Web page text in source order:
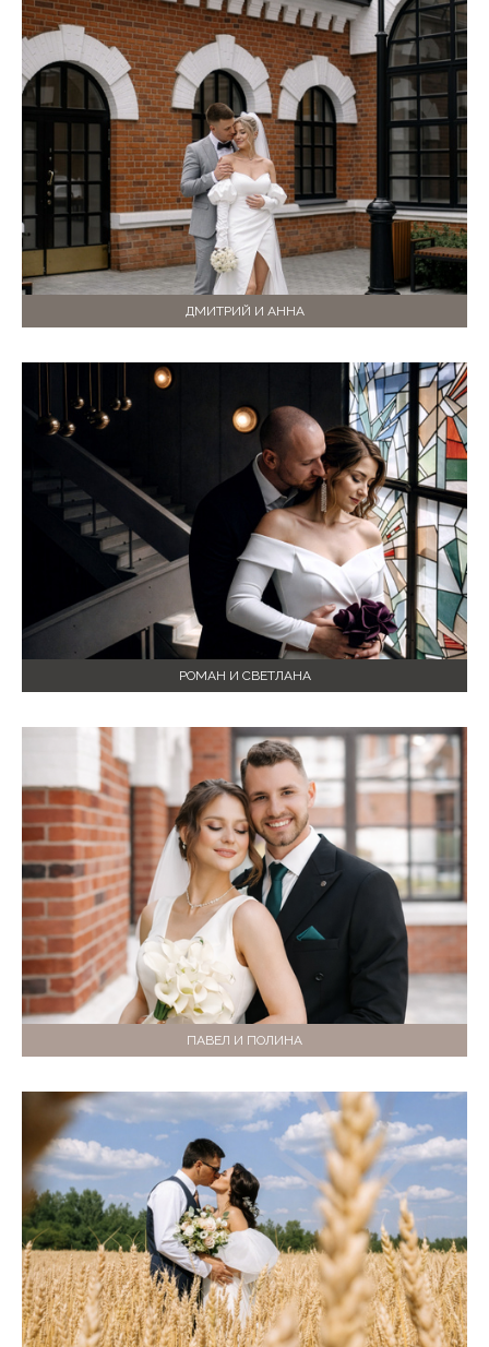
ДМИТРИЙ И АННА
РОМАН И СВЕТЛАНА
ПАВЕЛ И ПОЛИНА